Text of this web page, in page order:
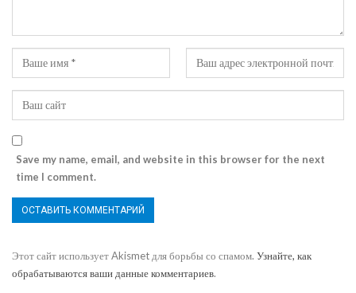
Save my name, email, and website in this browser for the next
time I comment.
Этот сайт использует Akismet для борьбы со спамом. Узнайте, как
обрабатываются ваши данные комментариев.